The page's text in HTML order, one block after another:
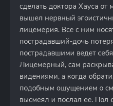
сделать доктора Хауса от
вышел нервный
лицемерия. Все с ним
пострадавший-дочь
пострадавшими ведет
Лицемерный, сам
видениями, а когда
подобным ощущением о
высмеял и послал ее. Пол